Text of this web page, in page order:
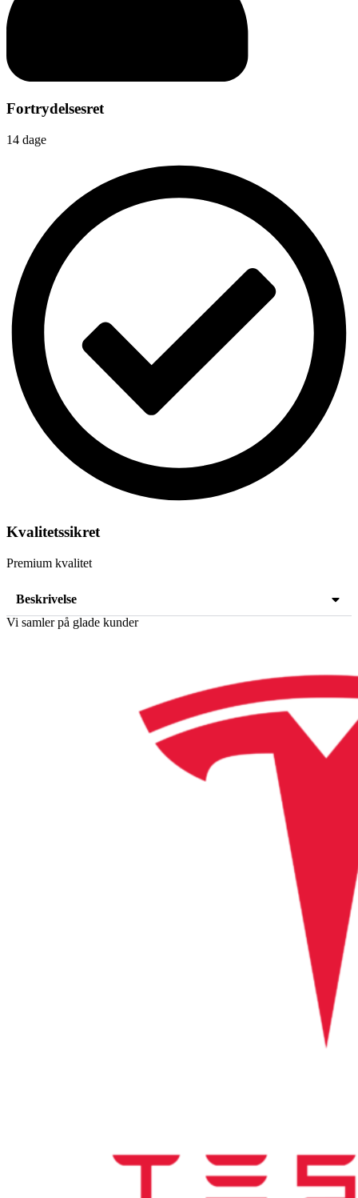
Fortrydelsesret
14 dage
Kvalitetssikret
Premium kvalitet
Beskrivelse
Vi samler på glade kunder